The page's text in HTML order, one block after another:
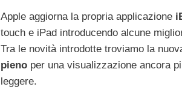
Apple aggiorna la propria applicazione
touch e iPad introducendo alcune
Tra le novità introdotte troviamo la
pieno per una visualizzazione ancora
leggere.